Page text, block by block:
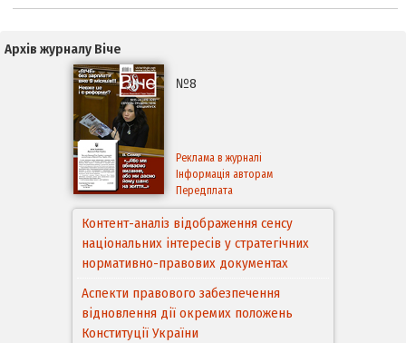
Архів журналу Віче
№8
Реклама в журналі
Інформація авторам
Передплата
Контент-аналіз відображення сенсу
національних інтересів у стратегічних
нормативно-правових документах
Аспекти правового забезпечення
відновлення дії окремих положень
Конституції України